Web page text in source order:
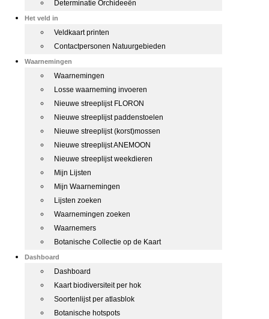
Determinatie Orchideeën
Het veld in
Veldkaart printen
Contactpersonen Natuurgebieden
Waarnemingen
Waarnemingen
Losse waarneming invoeren
Nieuwe streeplijst FLORON
Nieuwe streeplijst paddenstoelen
Nieuwe streeplijst (korst)mossen
Nieuwe streeplijst ANEMOON
Nieuwe streeplijst weekdieren
Mijn Lijsten
Mijn Waarnemingen
Lijsten zoeken
Waarnemingen zoeken
Waarnemers
Botanische Collectie op de Kaart
Dashboard
Dashboard
Kaart biodiversiteit per hok
Soortenlijst per atlasblok
Botanische hotspots